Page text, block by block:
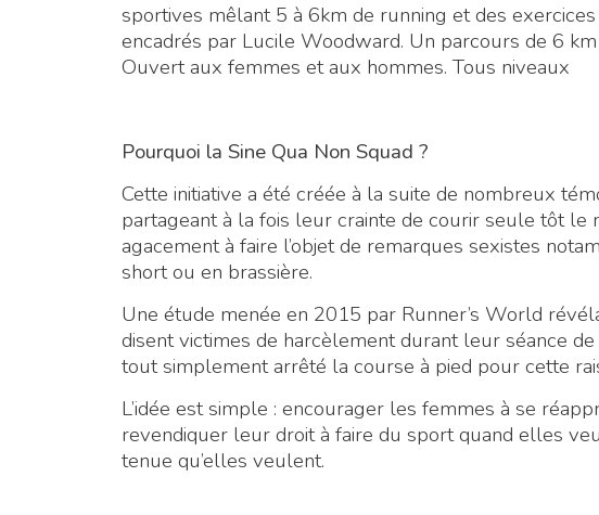
sportives mêlant 5 à 6km de running et des
encadrés par Lucile Woodward. Un parcours de 6
Ouvert aux femmes et aux hommes. Tous niveaux
Pourquoi la Sine Qua Non Squad ?
Cette initiative a été créée à la suite de nombreux
partageant à la fois leur crainte de courir seule tôt le
agacement à faire l’objet de remarques sexistes
short ou en brassière.
Une étude menée en 2015 par Runner’s World
disent victimes de harcèlement durant leur séance
tout simplement arrêté la course à pied pour cette
L’idée est simple : encourager les femmes à se
revendiquer leur droit à faire du sport quand elles
tenue qu’elles veulent.